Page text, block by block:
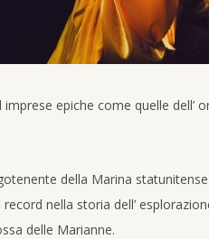
epiche come quelle dell’
della Marina
nella storia dell’
delle Marianne.